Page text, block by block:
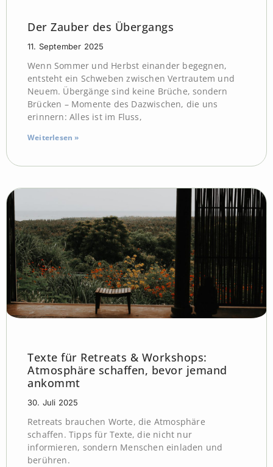
Der Zauber des Übergangs
11. September 2025
Wenn Sommer und Herbst einander begegnen,
entsteht ein Schweben zwischen Vertrautem und
Neuem. Übergänge sind keine Brüche, sondern
Brücken – Momente des Dazwischen, die uns
erinnern: Alles ist im Fluss,
Weiterlesen »
Texte für Retreats & Workshops:
Atmosphäre schaffen, bevor jemand
ankommt
30. Juli 2025
Retreats brauchen Worte, die Atmosphäre
schaffen. Tipps für Texte, die nicht nur
informieren, sondern Menschen einladen und
berühren.